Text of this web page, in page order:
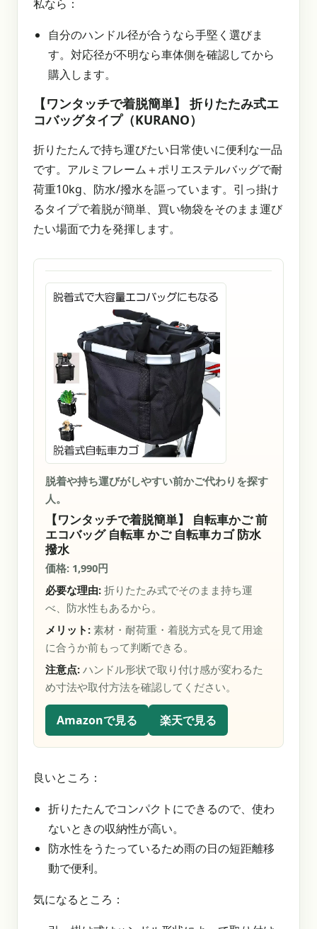
私なら：
自分のハンドル径が合うなら手堅く選びま
す。対応径が不明なら車体側を確認してから
購入します。
【ワンタッチで着脱簡単】 折りたたみ式エ
コバッグタイプ（KURANO）
折りたたんで持ち運びたい日常使いに便利な一品
です。アルミフレーム＋ポリエステルバッグで耐
荷重10kg、防水/撥水を謳っています。引っ掛け
るタイプで着脱が簡単、買い物袋をそのまま運び
たい場面で力を発揮します。
脱着や持ち運びがしやすい前かご代わりを探す
人。
【ワンタッチで着脱簡単】 自転車かご 前
エコバッグ 自転車 かご 自転車カゴ 防水
撥水
価格: 1,990円
必要な理由: 折りたたみ式でそのまま持ち運
べ、防水性もあるから。
メリット: 素材・耐荷重・着脱方式を見て用途
に合うか前もって判断できる。
注意点: ハンドル形状で取り付け感が変わるた
め寸法や取付方法を確認してください。
Amazonで見る 楽天で見る
良いところ：
折りたたんでコンパクトにできるので、使わ
ないときの収納性が高い。
防水性をうたっているため雨の日の短距離移
動で便利。
気になるところ：